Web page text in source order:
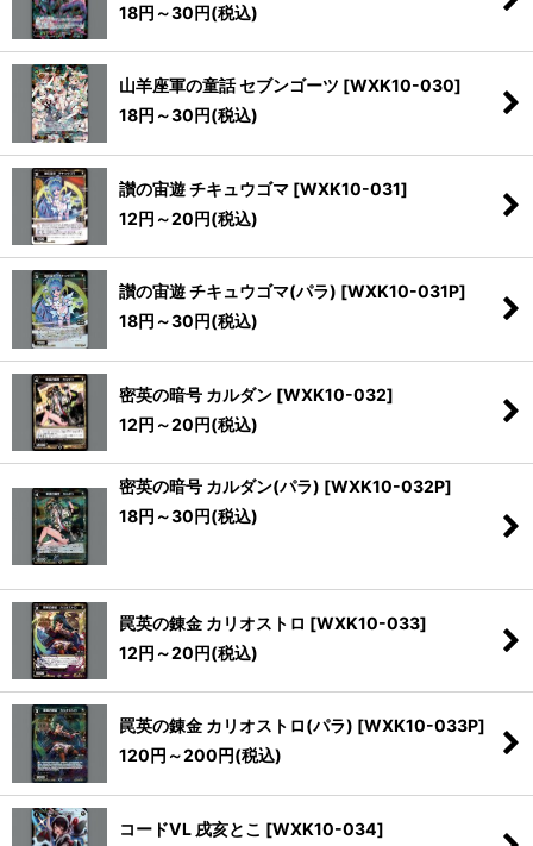
18円 ～30円(税込)
山羊座軍の童話 セブンゴーツ [WXK10-030]
18円 ～30円(税込)
讃の宙遊 チキュウゴマ [WXK10-031]
12円 ～20円(税込)
讃の宙遊 チキュウゴマ(パラ) [WXK10-031P]
18円 ～30円(税込)
密英の暗号 カルダン [WXK10-032]
12円 ～20円(税込)
密英の暗号 カルダン(パラ) [WXK10-032P]
18円 ～30円(税込)
罠英の錬金 カリオストロ [WXK10-033]
12円 ～20円(税込)
罠英の錬金 カリオストロ(パラ) [WXK10-033P]
120円 ～200円(税込)
コードVL 戌亥とこ [WXK10-034]